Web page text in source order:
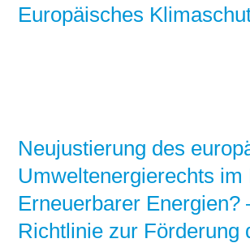
Europäisches
Neujustierung des
Umweltenergierechts im
Erneuerbarer Energien?
Richtlinie zur Förderung